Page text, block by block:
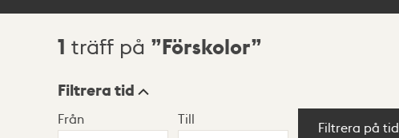
Sökresultat
1 träff på Förskolor
Visningsläge
Filtrera tid
Från Till
Filtrera på tid